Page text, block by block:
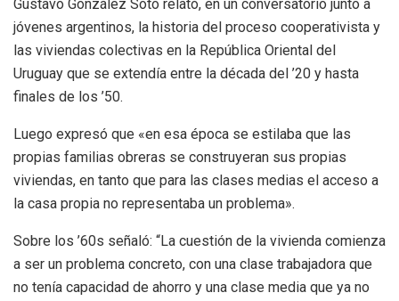
Gustavo González Soto relató, en un conversatorio junto a
jóvenes argentinos, la historia del proceso cooperativista y
las viviendas colectivas en la República Oriental del
Uruguay que se extendía entre la década del ’20 y hasta
finales de los ’50.
Luego expresó que «en esa época se estilaba que las
propias familias obreras se construyeran sus propias
viviendas, en tanto que para las clases medias el acceso a
la casa propia no representaba un problema».
Sobre los ’60s señaló: “La cuestión de la vivienda comienza
a ser un problema concreto, con una clase trabajadora que
no tenía capacidad de ahorro y una clase media que ya no